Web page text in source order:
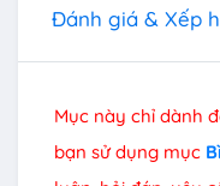
Đánh giá & Xếp
Mục này chỉ dành
bạn sử dụng mục